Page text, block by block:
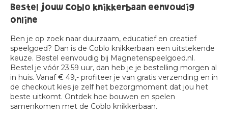
Bestel jouw Coblo knikkerbaan eenvoudig
online
Ben je op zoek naar duurzaam, educatief en creatief
speelgoed? Dan is de Coblo knikkerbaan een uitstekende
keuze. Bestel eenvoudig bij Magnetenspeelgoed.nl.
Bestel je vóór 23:59 uur, dan heb je je bestelling morgen al
in huis. Vanaf € 49,- profiteer je van gratis verzending en in
de checkout kies je zelf het bezorgmoment dat jou het
beste uitkomt. Ontdek hoe bouwen en spelen
samenkomen met de Coblo knikkerbaan.